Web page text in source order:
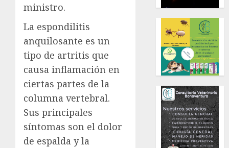
ministro.
La espondilitis
anquilosante es un
tipo de artritis que
causa inflamación en
ciertas partes de la
columna vertebral.
Sus principales
síntomas son el dolor
de espalda y la